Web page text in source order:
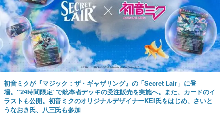
初音ミクが『マジック：ザ・ギャザリング』の「Secret Lair」に登
場。“24時間限定”で統率者デッキの受注販売を実施へ。また、カードのイ
ラストも公開。初音ミクのオリジナルデザイナーKEI氏をはじめ、さいと
うなおき氏、八三氏も参加